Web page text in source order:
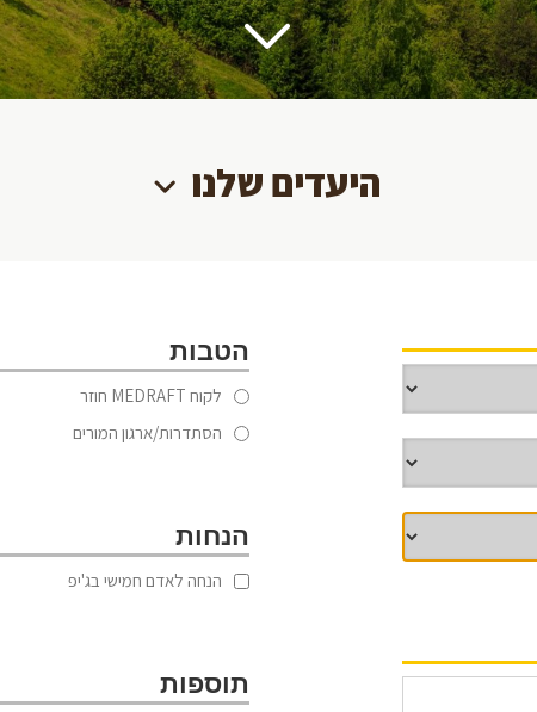
היעדים שלנו
הטבות
לקוח MEDRAFT חוזר
הסתדרות/ארגון המורים
הנחות
הנחה לאדם חמישי בג'יפ
תוספות